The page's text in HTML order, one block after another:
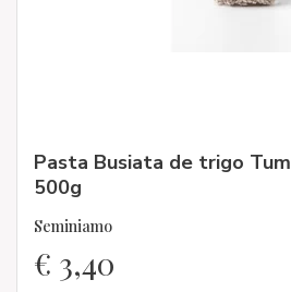
Pasta Busiata de trigo
500g
Seminiamo
€ 3,40